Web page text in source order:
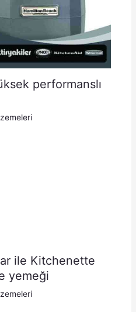
performanslı
ile Kitchenette
yemeği